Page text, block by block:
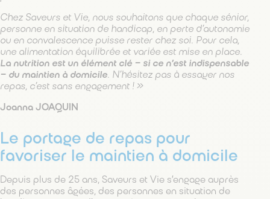
Chez Saveurs et Vie, nous souhaitons que chaque sénior,
personne en situation de handicap, en perte d’autonomie
ou en convalescence puisse rester chez soi. Pour cela,
une alimentation équilibrée et variée est mise en place.
La nutrition est un élément clé – si ce n’est indispensable
– du maintien à domicile. N’hésitez pas à essayer nos
repas, c’est sans engagement ! »
Joanna JOAQUIN
Le portage de repas pour
favoriser le maintien à domicile
Depuis plus de 25 ans, Saveurs et Vie s’engage auprès
des personnes âgées, des personnes en situation de